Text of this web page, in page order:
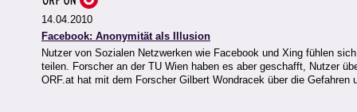
14.04.2010
Facebook: Anonymität als Illusion
Nutzer von Sozialen Netzwerken wie Facebook und Xing fühlen
teilen. Forscher an der TU Wien haben es aber geschafft, Nutzer
ORF.at hat mit dem Forscher Gilbert Wondracek über die